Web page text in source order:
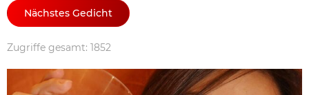
Nächstes Gedicht
Zugriffe gesamt: 1852